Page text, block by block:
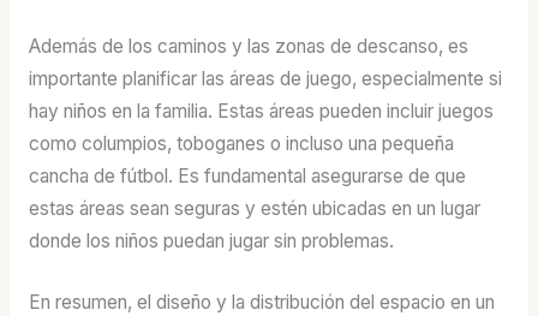
Además de los caminos y las zonas de descanso, es
importante planificar las áreas de juego, especialmente si
hay niños en la familia. Estas áreas pueden incluir juegos
como columpios, toboganes o incluso una pequeña
cancha de fútbol. Es fundamental asegurarse de que
estas áreas sean seguras y estén ubicadas en un lugar
donde los niños puedan jugar sin problemas.
En resumen, el diseño y la distribución del espacio en un